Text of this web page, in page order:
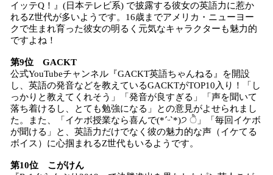
イッテQ！』(日本テレビ系) で披露する彼女の英語力に惹か
れるZ世代が多いようです。16歳までアメリカ・ニューヨー
クで生まれ育った彼女の明るく元気なキャラクターも魅力的
ですよね！
第9位 GACKT
公式YouTubeチャンネル『GACKT英語ちゃんねる』を開設
し、英語の発音などを教えているGACKTがTOP10入り！「し
っかりと教えてくれそう」「発音が良すぎる」「声を聞いて
落ち着けるし、とても勉強になる」との意見がよせられまし
た。また、「イケボ授業なら喜んで(*ˊᵕˋ*)੭ ੈ」「毎回イケボ
が聞ける」と、英語力だけでなく彼の魅力的な声（イケてる
ボイス）に心掴まれるZ世代もいるようです。
第10位 こがけん